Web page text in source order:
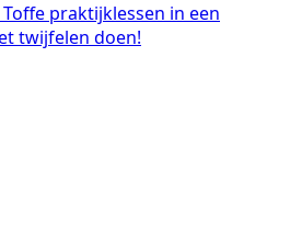
praktijklessen in een
twijfelen doen!